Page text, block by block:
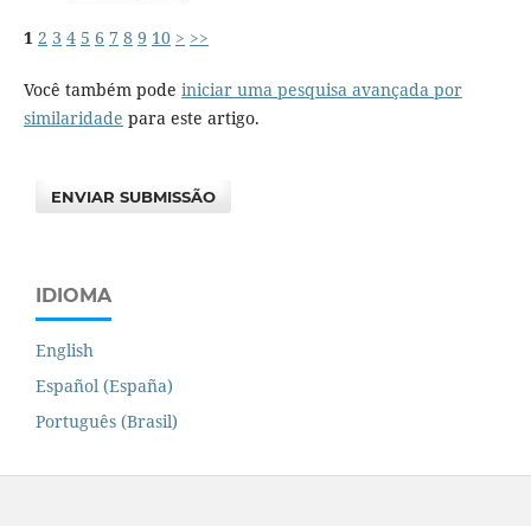
1 2 3 4 5 6 7 8 9 10 > >>
Você também pode iniciar uma pesquisa avançada por
similaridade para este artigo.
ENVIAR SUBMISSÃO
IDIOMA
English
Español (España)
Português (Brasil)